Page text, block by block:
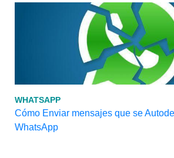
WHATSAPP
Cómo Enviar mensajes que se
WhatsApp